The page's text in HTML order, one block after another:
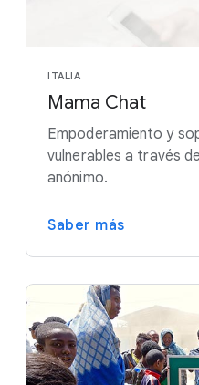
ITALIA
Mama Chat
Empoderamiento y
vulnerables a través
anónimo.
Saber más